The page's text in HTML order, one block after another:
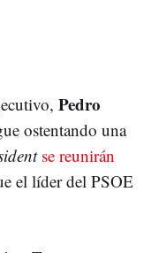
Pedro
ostentando una
se reunirán
el líder del PSOE